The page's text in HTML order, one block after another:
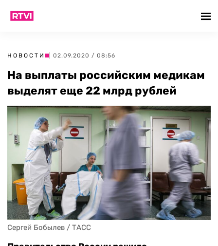
НОВОСТИ | 02.09.2020 / 08:56
На выплаты российским медикам
выделят еще 22 млрд рублей
Сергей Бобылев / ТАСС